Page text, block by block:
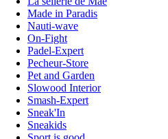
Made in Paradis
Nauti-wave
On-Fight
Padel-Expert
Pecheur-Store
Pet and Garden
Slowood Interior
Smash-Expert
Sneak'In
Sneakids